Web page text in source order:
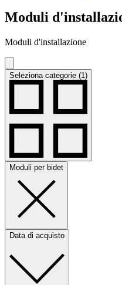
Moduli
Moduli d'installazione
Seleziona categorie (1)
Moduli per bidet
Data di acquisto